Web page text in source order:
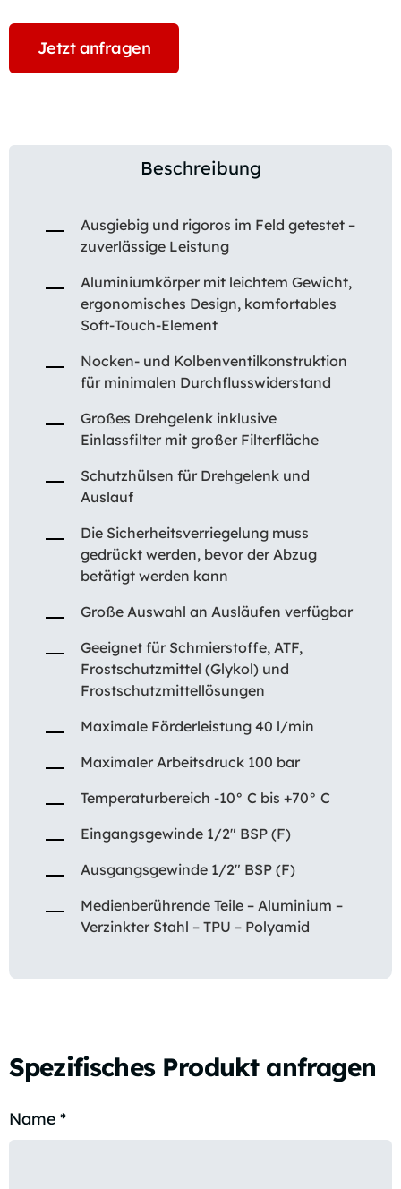
Jetzt anfragen
Beschreibung
Ausgiebig und rigoros im Feld getestet –
zuverlässige Leistung
Aluminiumkörper mit leichtem Gewicht,
ergonomisches Design, komfortables
Soft-Touch-Element
Nocken- und Kolbenventilkonstruktion
für minimalen Durchflusswiderstand
Großes Drehgelenk inklusive
Einlassfilter mit großer Filterfläche
Schutzhülsen für Drehgelenk und
Auslauf
Die Sicherheitsverriegelung muss
gedrückt werden, bevor der Abzug
betätigt werden kann
Große Auswahl an Ausläufen verfügbar
Geeignet für Schmierstoffe, ATF,
Frostschutzmittel (Glykol) und
Frostschutzmittellösungen
Maximale Förderleistung 40 l/min
Maximaler Arbeitsdruck 100 bar
Temperaturbereich -10° C bis +70° C
Eingangsgewinde 1/2″ BSP (F)
Ausgangsgewinde 1/2″ BSP (F)
Medienberührende Teile – Aluminium –
Verzinkter Stahl – TPU – Polyamid
Spezifisches Produkt anfragen
Name *